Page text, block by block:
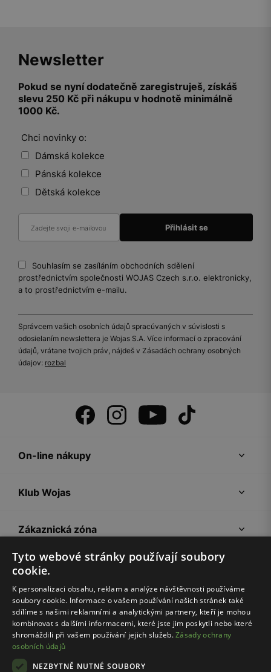
Newsletter
Pokud se nyní dodatečně zaregistruješ, získáš
slevu 250 Kč při nákupu v hodnotě minimálně
1000 Kč.
Chci novinky o:
Dámská kolekce
Pánská kolekce
Dětská kolekce
Souhlasím se zasíláním obchodních sdělení
prostřednictvím společnosti WOJAS Czech s.r.o. elektronicky,
a to prostřednictvím e-mailu.
Správcem vašich osobních údajů spracúvaných v súvislosti s
odosielaním newslettera je Wojas S.A. Více informací o zpracování
údajů, vrátane tvojich práv, nájdeš v Zásadách ochrany osobných
údajov: rozbal
On-line nákupy
Klub Wojas
Zákaznická zóna
Společnost Wojas
Rady
Tyto webové stránky používají soubory
cookie.
K personalizaci obsahu, reklam a analýze návštěvnosti používáme
soubory cookie. Informace o vašem používání našich stránek také
sdílíme s našimi reklamními a analytickými partnery, kteří je mohou
kombinovat s dalšími informacemi, které jste jim poskytli nebo které
shromáždili při vašem používání jejich služeb.Zásady ochrany
osobních údajů
NEZBYTNĚ NUTNÉ SOUBORY